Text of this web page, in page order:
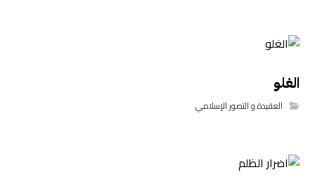
الغلو
العقيدة و التصور الإسلامي